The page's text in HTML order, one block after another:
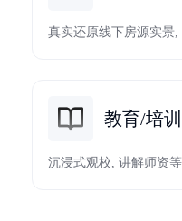
真实还原线下房源实景
教育/培训
沉浸式观校, 讲解师资